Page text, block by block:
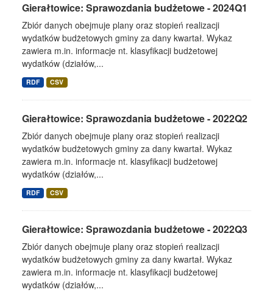
Gierałtowice: Sprawozdania budżetowe - 2024Q1
Zbiór danych obejmuje plany oraz stopień realizacji
wydatków budżetowych gminy za dany kwartał. Wykaz
zawiera m.in. informacje nt. klasyfikacji budżetowej
wydatków (działów,...
RDF CSV
Gierałtowice: Sprawozdania budżetowe - 2022Q2
Zbiór danych obejmuje plany oraz stopień realizacji
wydatków budżetowych gminy za dany kwartał. Wykaz
zawiera m.in. informacje nt. klasyfikacji budżetowej
wydatków (działów,...
RDF CSV
Gierałtowice: Sprawozdania budżetowe - 2022Q3
Zbiór danych obejmuje plany oraz stopień realizacji
wydatków budżetowych gminy za dany kwartał. Wykaz
zawiera m.in. informacje nt. klasyfikacji budżetowej
wydatków (działów,...